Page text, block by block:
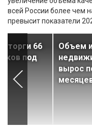
всей России более чем
превысит показатели
торги 66
под
Объем
вырос